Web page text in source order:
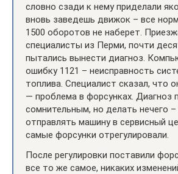
словно сзади к нему приделали
вновь заведешь движок – все
1500 оборотов не наберет.
специалисты из Перми, почти
пытались вынести диагноз.
ошибку 1121 – неисправность
топлива. Специалист сказал, что
— проблема в форсунках. Диагноз
сомнительным, но делать нечего
отправлять машину в сервисный
самые форсунки отрегулировали.
После регулировки поставили
все то же самое, никаких